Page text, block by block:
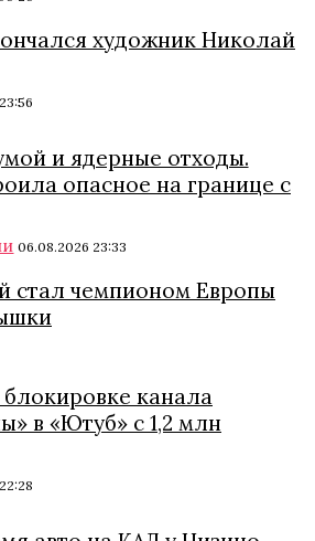
художник Николай
и ядерные отходы.
опасное на границе с
06.08.2026 23:33
стал чемпионом Европы
блокировке канала
в «Ютуб» с 1,2 млн